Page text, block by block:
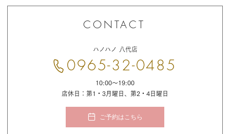
い
わ
せ
ハノハノ 八代店
0965-32-0485
10:00〜19:00
店休日：第1・3月曜日、第2・4日曜日
ご予約はこちら